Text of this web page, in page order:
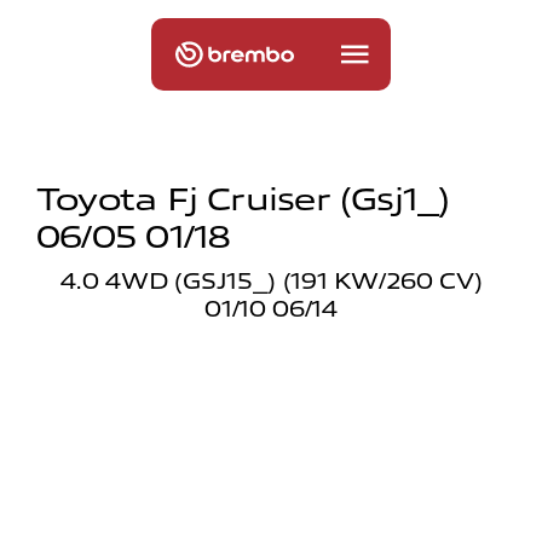
Toyota Fj Cruiser (gsj1_)
06/05 01/18
4.0 4WD (GSJ15_) (191 KW/260 CV)
01/10 06/14